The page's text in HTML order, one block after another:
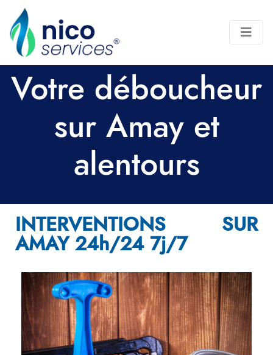
Votre déboucheur
sur Amay et
alentours
INTERVENTIONS SUR
AMAY 24h/24 7j/7